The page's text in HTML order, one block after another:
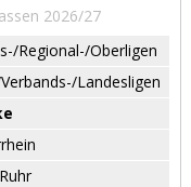
2026/27
Regional-/Oberligen
Landesligen